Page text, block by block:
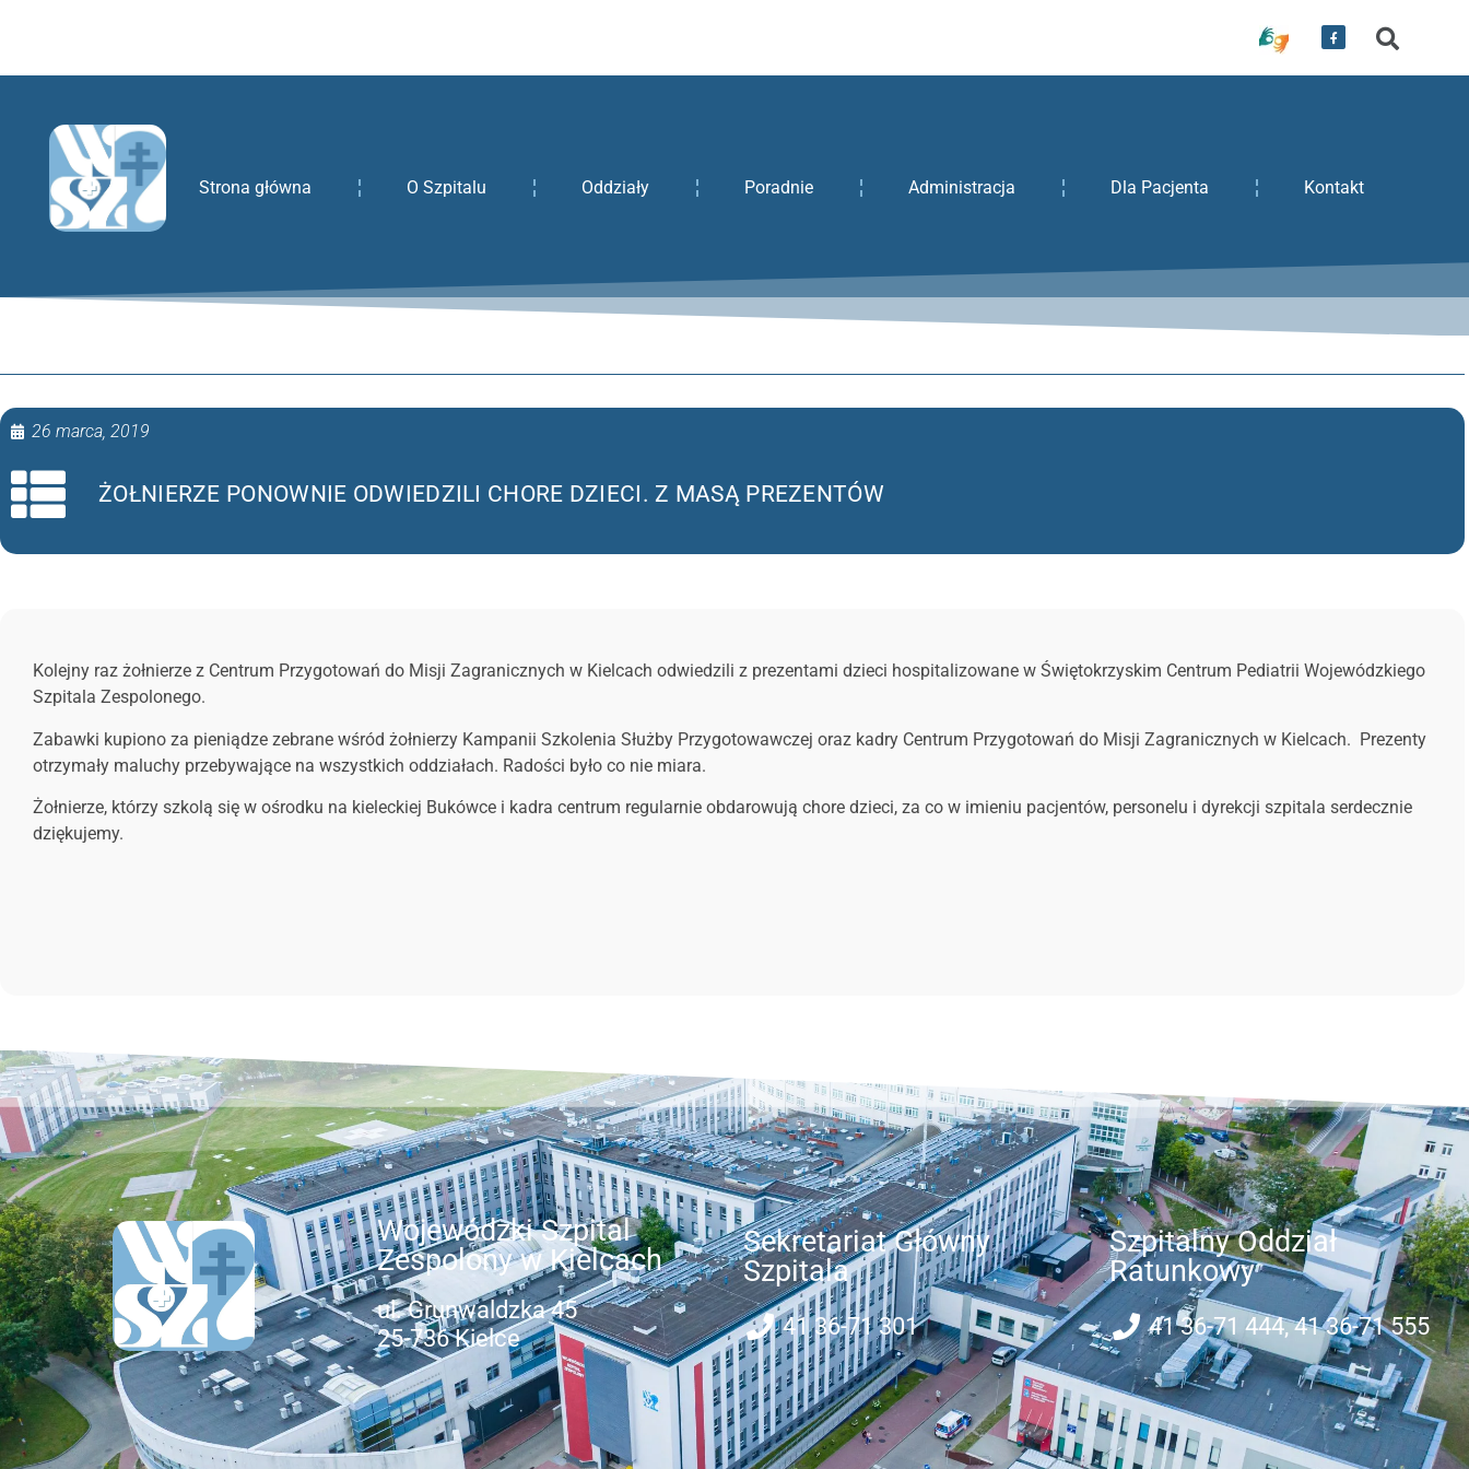
Strona główna O Szpitalu Oddziały Poradnie Administracja Dla Pacjenta Kontakt
26 marca, 2019
ŻOŁNIERZE PONOWNIE ODWIEDZILI CHORE DZIECI. Z MASĄ PREZENTÓW
Kolejny raz żołnierze z Centrum Przygotowań do Misji Zagranicznych w Kielcach odwiedzili z prezentami dzieci hospitalizowane w Świętokrzyskim Centrum Pediatrii Wojewódzkiego
Szpitala Zespolonego.
Zabawki kupiono za pieniądze zebrane wśród żołnierzy Kampanii Szkolenia Służby Przygotowawczej oraz kadry Centrum Przygotowań do Misji Zagranicznych w Kielcach. Prezenty
otrzymały maluchy przebywające na wszystkich oddziałach. Radości było co nie miara.
Żołnierze, którzy szkolą się w ośrodku na kieleckiej Bukówce i kadra centrum regularnie obdarowują chore dzieci, za co w imieniu pacjentów, personelu i dyrekcji szpitala serdecznie
dziękujemy.
Wojewódzki Szpital
Zespolony w Kielcach
ul. Grunwaldzka 45
25-736 Kielce
Sekretariat Główny
Szpitala
41 36-71 301
Szpitalny Oddział
Ratunkowy
41 36-71 444, 41 36-71 555